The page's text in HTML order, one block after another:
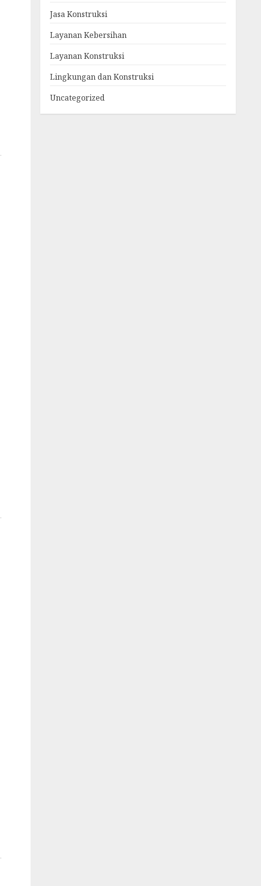
Jasa Konstruksi
Layanan Kebersihan
Layanan Konstruksi
Lingkungan dan Konstruksi
Uncategorized